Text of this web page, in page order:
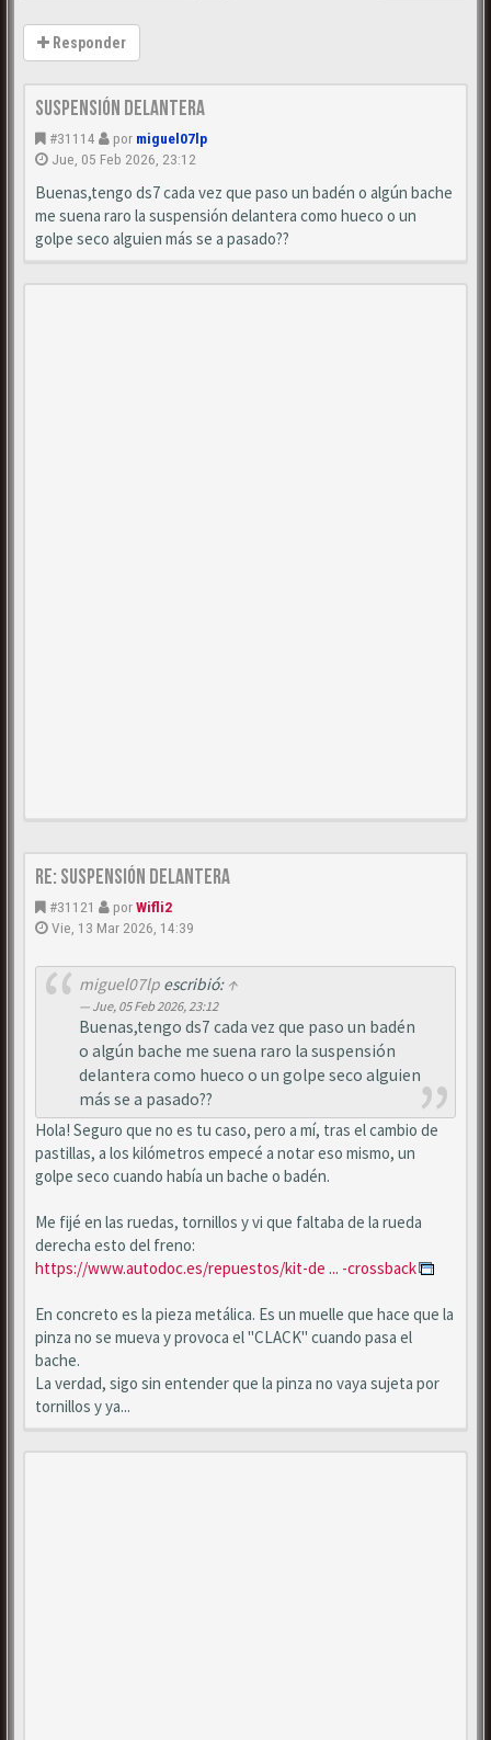
Responder
Suspensión delantera
#31114 por miguel07lp
Jue, 05 Feb 2026, 23:12
Buenas,tengo ds7 cada vez que paso un badén o algún bache
me suena raro la suspensión delantera como hueco o un
golpe seco alguien más se a pasado??
Re: Suspensión delantera
#31121 porWifli2
Vie, 13 Mar 2026, 14:39
miguel07lpescribió: ↑
Jue, 05 Feb 2026, 23:12
Buenas,tengo ds7 cada vez que paso un badén
o algún bache me suena raro la suspensión
delantera como hueco o un golpe seco alguien
más se a pasado??
Hola! Seguro que no es tu caso, pero a mí, tras el cambio de
pastillas, a los kilómetros empecé a notar eso mismo, un
golpe seco cuando había un bache o badén.
Me fijé en las ruedas, tornillos y vi que faltaba de la rueda
derecha esto del freno:
https://www.autodoc.es/repuestos/kit-de ... -crossback
En concreto es la pieza metálica. Es un muelle que hace que la
pinza no se mueva y provoca el "CLACK" cuando pasa el
bache.
La verdad, sigo sin entender que la pinza no vaya sujeta por
tornillos y ya...